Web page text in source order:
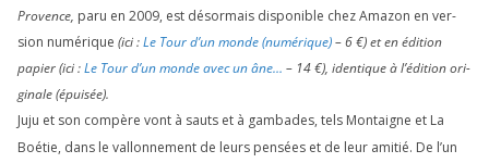
Provence, paru en 2009, est désor­mais dis­po­nible chez Amazon en ver­
sion numé­rique (ici :Le Tour d’un monde (numé­rique)–6€) et en édi­tion
papier (ici :Le Tour d’un monde avec un âne… – 14€), iden­tique à l’é­di­tion ori­
gi­nale (épui­sée).
Juju et son com­père vont à sauts et à gam­bades, tels Montaigne et La
Boétie, dans le val­lon­ne­ment de leurs pen­sées et de leur ami­tié. De l’un